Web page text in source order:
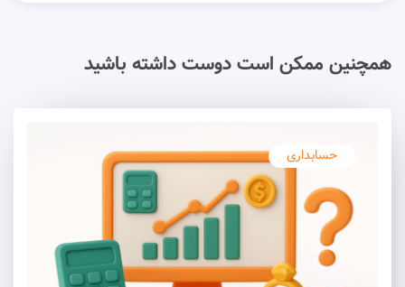
همچنین ممکن است دوست داشته باشید
حسابداری